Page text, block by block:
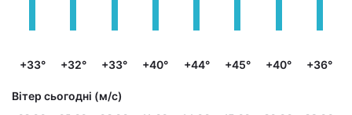
+33° +32° +33° +40° +44° +45° +40° +36°
Вітер сьогодні (м/с)